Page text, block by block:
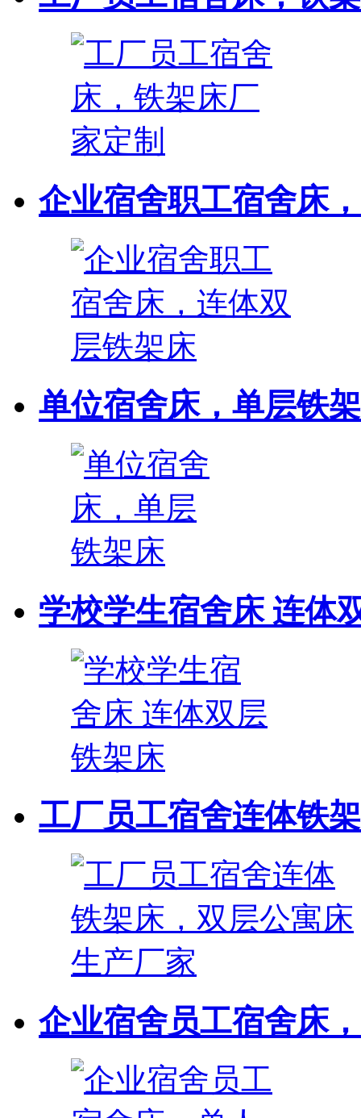
企业宿舍职工宿舍床
单位宿舍床，单层铁
学校学生宿舍床 连体
工厂员工宿舍连体铁
企业宿舍员工宿舍床